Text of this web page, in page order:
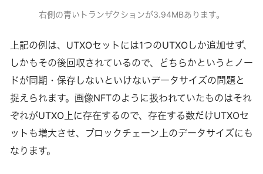
右側の青いトランザクションが3.94MBあります。
上記の例は、UTXOセットには1つのUTXOしか追加せず、
しかもその後回収されているので、どちらかというとノー
ドが同期・保存しないといけないデータサイズの問題と
捉えられます。画像NFTのように扱われていたものはそれ
ぞれがUTXO上に存在するので、存在する数だけUTXOセ
ットも増大させ、ブロックチェーン上のデータサイズにも
なります。